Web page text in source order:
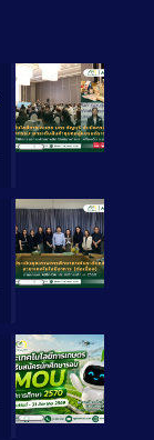
Long
Long
Long